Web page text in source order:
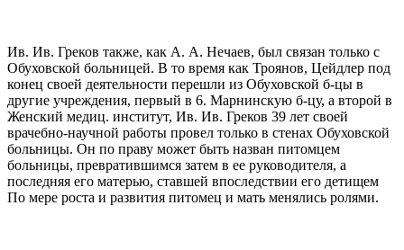
Ив. Ив. Греков также, как А. А. Нечаев, был связан только с
Обуховской больницей. В то время как Троянов, Цейдлер под
конец своей деятельности перешли из Обуховской б-цы в
другие учреждения, первый в 6. Марнинскую б-цу, а второй в
Женский медиц. институт, Ив. Ив. Греков 39 лет своей
врачебно-научной работы провел только в стенах Обуховской
больницы. Он по праву может быть назван питомцем
больницы, превратившимся затем в ее руководителя, а
последняя его матерью, ставшей впоследствии его детищем
По мере роста и развития питомец и мать менялись ролями.